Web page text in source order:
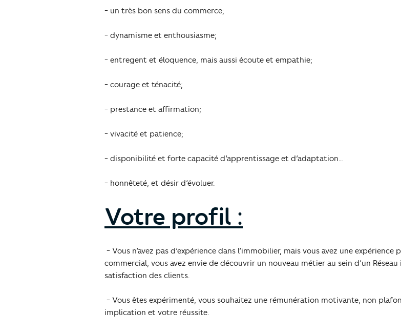
- un très bon sens du commerce;
- dynamisme et enthousiasme;
- entregent et éloquence, mais aussi écoute et empathie;
- courage et ténacité;
- prestance et affirmation;
- vivacité et patience;
- disponibilité et forte capacité d’apprentissage et d’adaptation…
- honnêteté, et désir d’évoluer.
Votre profil :
- Vous n’avez pas d’expérience dans l’immobilier, mais vous avez une
commercial, vous avez envie de découvrir un nouveau métier au sein d’un
satisfaction des clients.
- Vous êtes expérimenté, vous souhaitez une rémunération motivante, non
implication et votre réussite.